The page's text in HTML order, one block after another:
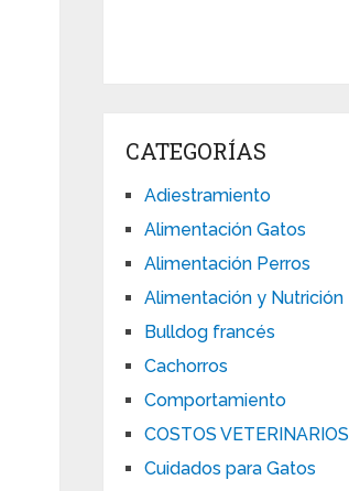
CATEGORÍAS
Adiestramiento
Alimentación Gatos
Alimentación Perros
Alimentación y Nutrición
Bulldog francés
Cachorros
Comportamiento
COSTOS VETERINARIOS
Cuidados para Gatos